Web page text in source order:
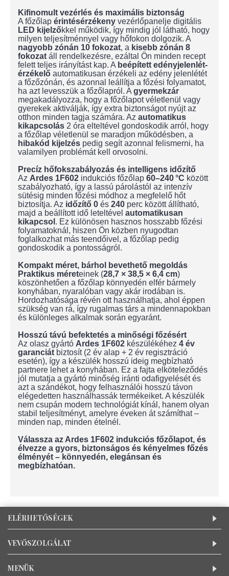
Kifinomult vezérlés és maximális biztonság
A főzőlap érintésérzékeny vezérlőpanelje digitális
LED kijelzőkkel működik, így mindig jól látható, hogy
milyen teljesítménnyel vagy hőfokon dolgozik. A
nagyobb zónán 10 fokozat, a kisebb zónán 8
fokozat áll rendelkezésre, ezáltal Ön minden recept
felett teljes irányítást kap. A beépített edényjelenlét-
érzékelő automatikusan érzékeli az edény jelenlétét
a főzőzónán, és azonnal leállítja a főzési folyamatot,
ha azt levesszük a főzőlapról. A gyermekzár
megakadályozza, hogy a főzőlapot véletlenül vagy
gyerekek aktiválják, így extra biztonságot nyújt az
otthon minden tagja számára. Az automatikus
kikapcsolás 2 óra elteltével gondoskodik arról, hogy
a főzőlap véletlenül se maradjon működésben, a
hibakód kijelzés pedig segít azonnal felismerni, ha
valamilyen problémát kell orvosolni.
Precíz hőfokszabályozás és intelligens időzítő
Az Ardes 1F602 indukciós főzőlap 60–240 °C között
szabályozható, így a lassú párolástól az intenzív
sütésig minden főzési módhoz a megfelelő hőt
biztosítja. Az időzítő 0 és 240 perc között állítható,
majd a beállított idő leteltével automatikusan
kikapcsol . Ez különösen hasznos hosszabb főzési
folyamatoknál, hiszen Ön közben nyugodtan
foglalkozhat más teendőivel, a főzőlap pedig
gondoskodik a pontosságról.
Kompakt méret, bárhol bevethető megoldás
Praktikus méreteinek (28,7 × 38,5 × 6,4 cm)
köszönhetően a főzőlap könnyedén elfér bármely
konyhában, nyaralóban vagy akár irodában is.
Hordozhatósága révén ott használhatja, ahol éppen
szükség van rá, így rugalmas társ a mindennapokban
és különleges alkalmak során egyaránt.
Hosszú távú befektetés a minőségi főzésért
Az olasz gyártó Ardes 1F602 készülékéhez 4 év
garanciát biztosít (2 év alap + 2 év regisztráció
esetén), így a készülék hosszú ideig megbízható
partnere lehet a konyhában. Ez a fajta elköteleződés
jól mutatja a gyártó minőség iránti odafigyelését és
azt a szándékot, hogy felhasználói hosszú távon
elégedetten használhassák termékeiket. A készülék
nem csupán modern technológiát kínál, hanem olyan
stabil teljesítményt, amelyre éveken át számíthat –
minden nap, minden ételnél.
Válassza az Ardes 1F602 indukciós főzőlapot, és
élvezze a gyors, biztonságos és kényelmes főzés
élményét – könnyedén, elegánsan és
megbízhatóan.
ELÉRHETŐSÉGEK
VEVŐSZOLGÁLAT
MENÜK